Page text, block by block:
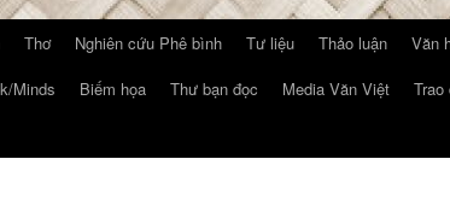
Thơ Nghiên cứu Phê bình Tư liệu Thảo luận Văn
Minds Biếm họa Thư bạn đọc Media Văn Việt Trao